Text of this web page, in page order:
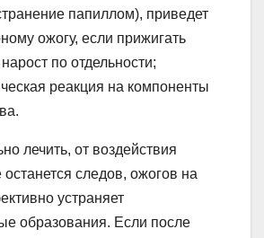
папиллом), приведет
ожогу, если прижигать
по отдельности;
реакция на компоненты
лечить, от воздействия
следов, ожогов на
устраняет
образования. Если после